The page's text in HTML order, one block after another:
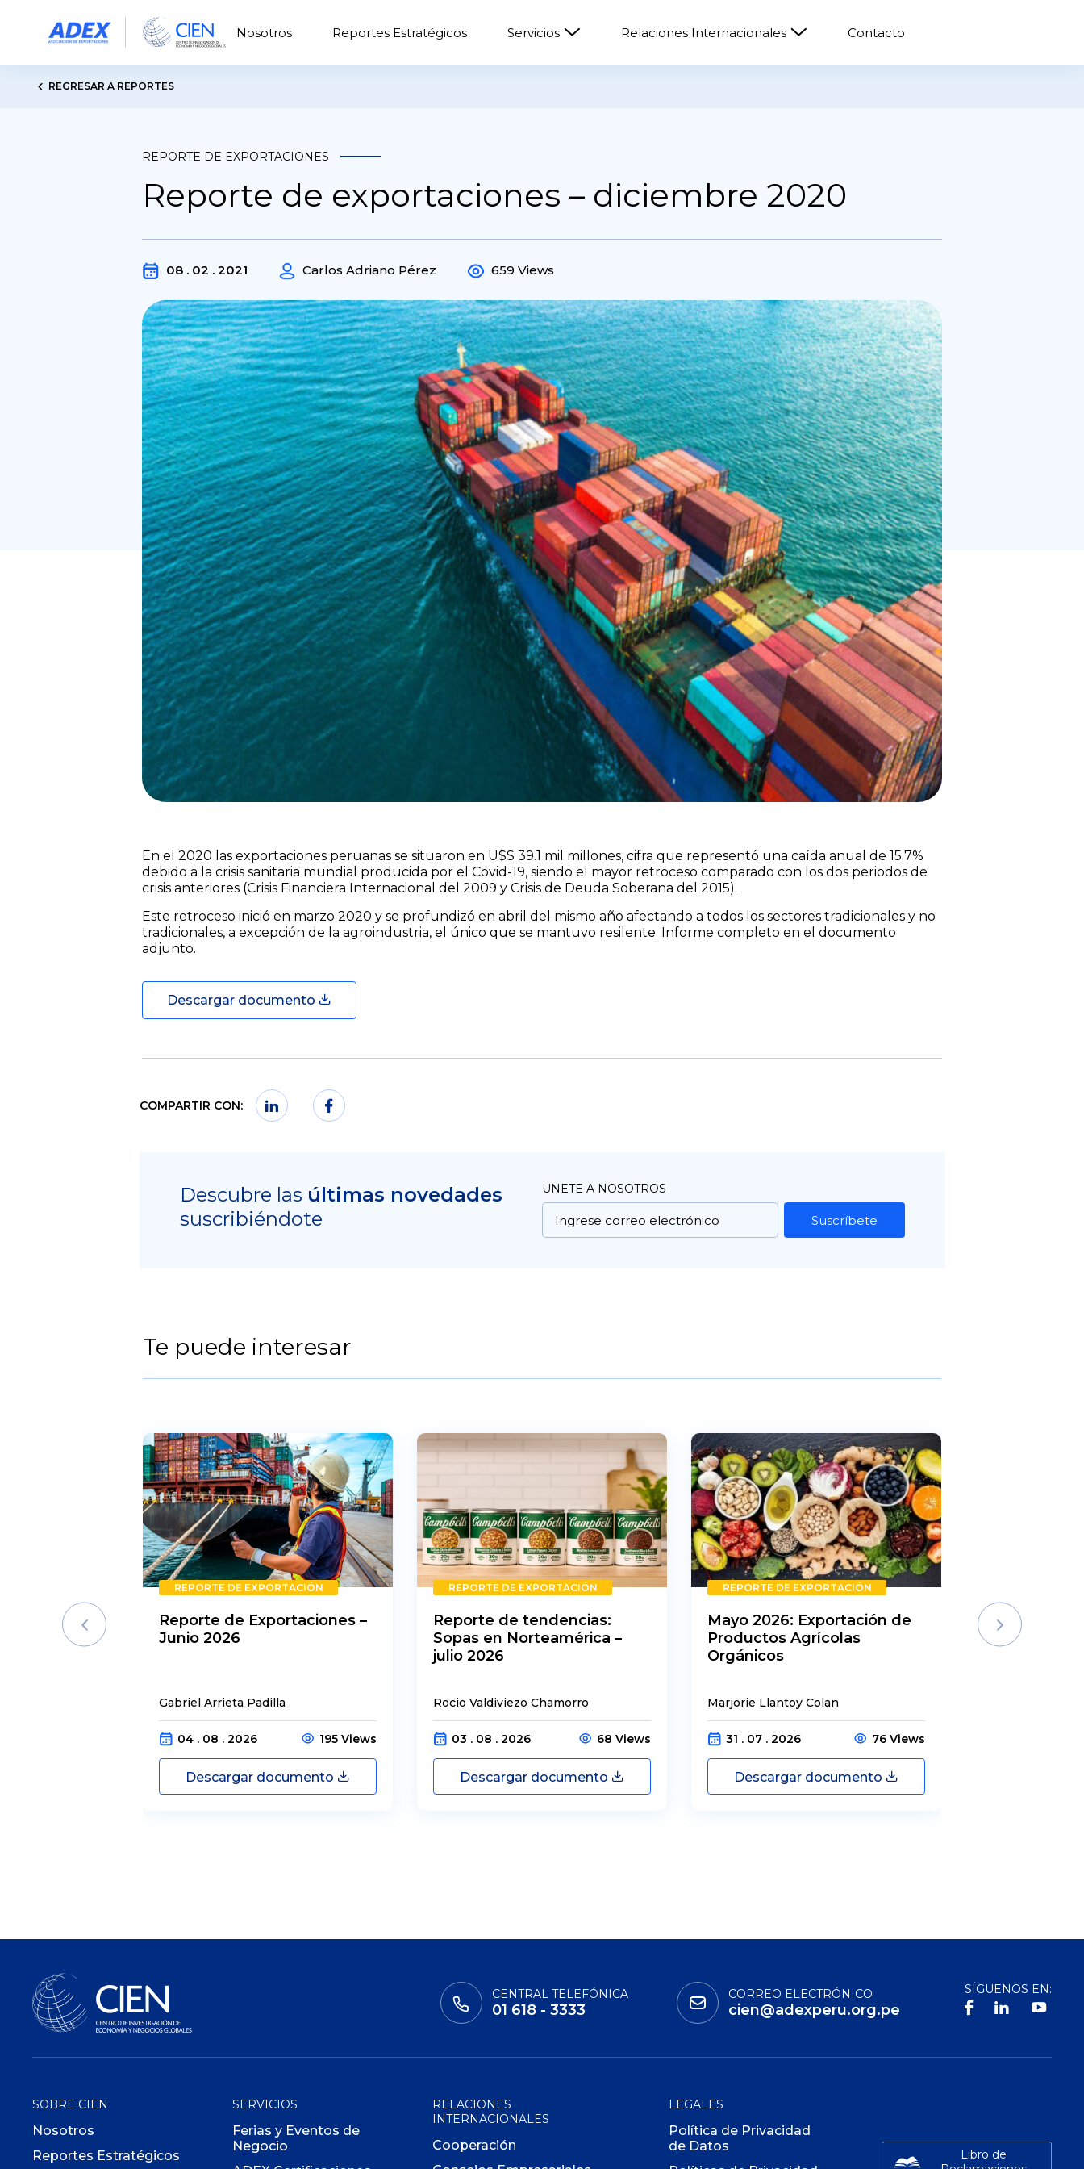
Nosotros Reportes Estratégicos Servicios Relaciones Internacionales Contacto
REGRESAR A REPORTES
REPORTE DE EXPORTACIONES
Reporte de exportaciones – diciembre 2020
08 . 02 . 2021 Carlos Adriano Pérez 659 Views
En el 2020 las exportaciones peruanas se situaron en U$S 39.1 mil millones, cifra que representó una caída anual de 15.7%
debido a la crisis sanitaria mundial producida por el Covid-19, siendo el mayor retroceso comparado con los dos periodos de
crisis anteriores (Crisis Financiera Internacional del 2009 y Crisis de Deuda Soberana del 2015).
Este retroceso inició en marzo 2020 y se profundizó en abril del mismo año afectando a todos los sectores tradicionales y no
tradicionales, a excepción de la agroindustria, el único que se mantuvo resilente. Informe completo en el documento
adjunto.
Descargar documento
COMPARTIR CON:
Descubre las últimas novedades
suscribiéndote
UNETE A NOSOTROS
Suscríbete
Te puede interesar
REPORTE DE EXPORTACIÓN
Reporte de Exportaciones –
Junio 2026
Gabriel Arrieta Padilla
04 . 08 . 2026 195 Views
Descargar documento
REPORTE DE EXPORTACIÓN
Reporte de tendencias:
Sopas en Norteamérica –
julio 2026
Rocio Valdiviezo Chamorro
03 . 08 . 2026 68 Views
Descargar documento
REPORTE DE EXPORTACIÓN
Mayo 2026: Exportación de
Productos Agrícolas
Orgánicos
Marjorie Llantoy Colan
31 . 07 . 2026 76 Views
Descargar documento
Rechazos
Semestre
CENTRAL TELEFÓNICA
01 618 - 3333
CORREO ELECTRÓNICO
cien@adexperu.org.pe
SÍGUENOS EN:
SOBRE CIEN
Nosotros
Reportes Estratégicos
SERVICIOS
Ferias y Eventos de
Negocio
RELACIONES
INTERNACIONALES
Cooperación
LEGALES
Política de Privacidad
de Datos
Libro de